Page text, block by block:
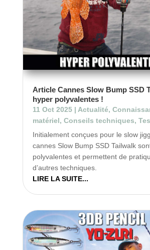
Article Cannes Slow Bump SSD
hyper polyvalentes !
11 Oct 2025| Actualité,
matériel, Conseils techniques,
Initialement conçues pour le slow
cannes Slow Bump SSD Tailwalk
polyvalentes et permettent de
d’autres techniques.
LIRE LA SUITE...